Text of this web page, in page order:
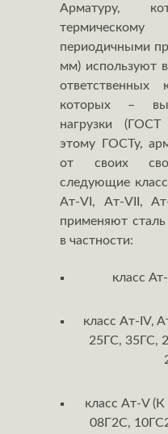
Арматуру,
периодичными
мм) используют
ответственных
которых –
нагрузки (ГОСТ
этому ГОСТу,
от своих
следующие
Aт-VI, Aт-VII,
применяют
в частности:
класс
класс Aт-IV,
25ГС, 35ГС,
класс Aт-V
08Г2С,